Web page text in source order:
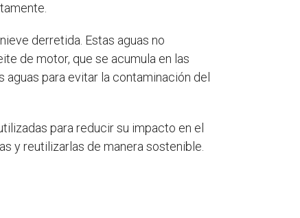
derretida. Estas aguas no
de motor, que se acumula en las
para evitar la contaminación del
para reducir su impacto en el
y reutilizarlas de manera sostenible.